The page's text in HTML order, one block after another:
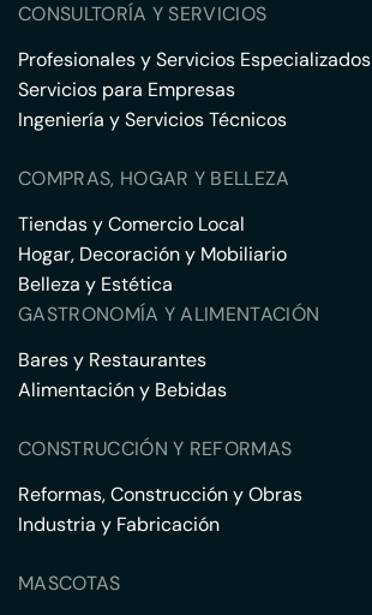
CONSULTORÍA Y SERVICIOS
Profesionales y Servicios Especializados
Servicios para Empresas
Ingeniería y Servicios Técnicos
COMPRAS, HOGAR Y BELLEZA
Tiendas y Comercio Local
Hogar, Decoración y Mobiliario
Belleza y Estética
GASTRONOMÍA Y ALIMENTACIÓN
Bares y Restaurantes
Alimentación y Bebidas
CONSTRUCCIÓN Y REFORMAS
Reformas, Construcción y Obras
Industria y Fabricación
MASCOTAS